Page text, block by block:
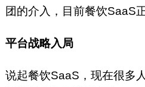
团的介入，目前餐饮SaaS
平台战略入局
说起餐饮SaaS，现在很多